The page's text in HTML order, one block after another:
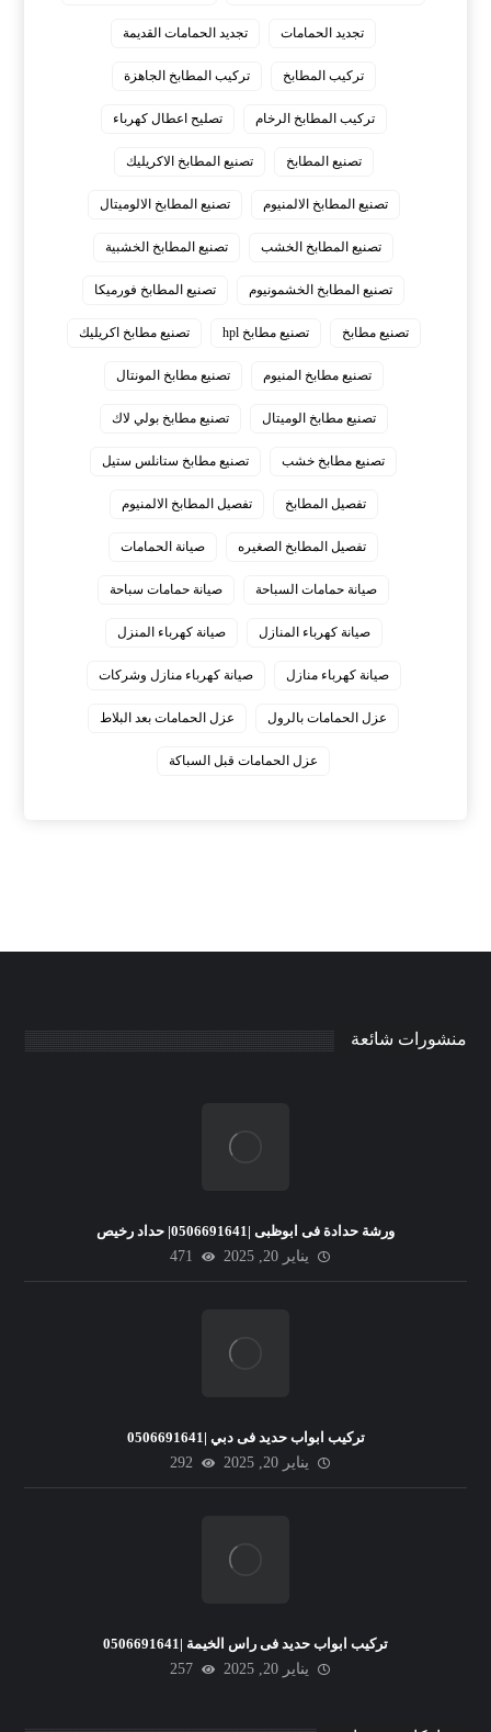
تجديد الحمامات تجديد الحمامات القديمة
تركيب المطابخ تركيب المطابخ الجاهزة
تركيب المطابخ الرخام تصليح اعطال كهرباء
تصنيع المطابخ تصنيع المطابخ الاكريليك
تصنيع المطابخ الالمنيوم تصنيع المطابخ الالوميتال
تصنيع المطابخ الخشب تصنيع المطابخ الخشبية
تصنيع المطابخ الخشمونيوم تصنيع المطابخ فورميكا
تصنيع مطابخ تصنيع مطابخ hpl تصنيع مطابخ اكريليك
تصنيع مطابخ المنيوم تصنيع مطابخ المونتال
تصنيع مطابخ الوميتال تصنيع مطابخ بولي لاك
تصنيع مطابخ خشب تصنيع مطابخ ستانلس ستيل
تفصيل المطابخ تفصيل المطابخ الالمنيوم
تفصيل المطابخ الصغيره صيانة الحمامات
صيانة حمامات السباحة صيانة حمامات سباحة
صيانة كهرباء المنازل صيانة كهرباء المنزل
صيانة كهرباء منازل صيانة كهرباء منازل وشركات
عزل الحمامات بالرول عزل الحمامات بعد البلاط
عزل الحمامات قبل السباكة
منشورات شائعة
ورشة حدادة فى ابوظبى |0506691641| حداد رخيص
يناير 20, 2025
471
تركيب ابواب حديد فى دبي |0506691641
يناير 20, 2025
292
تركيب ابواب حديد فى راس الخيمة |0506691641
يناير 20, 2025
257